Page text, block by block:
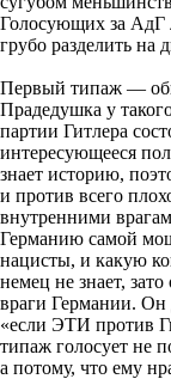
Голосующих за АдГ
грубо разделить на
Первый типаж —
Прадедушка у
партии Гитлера
интересующееся
знает историю,
и против всего
внутренними
Германию самой
нацисты, и какую
немец не знает,
враги Германии. Он
«если ЭТИ против
типаж голосует не
а потому, что ему